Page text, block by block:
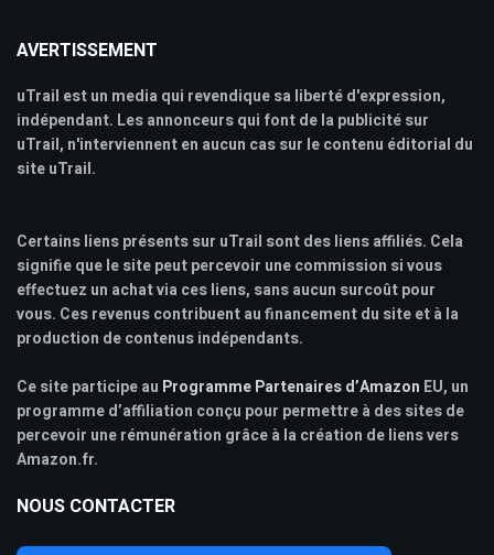
AVERTISSEMENT
uTrail est un media qui revendique sa liberté d'expression,
indépendant. Les annonceurs qui font de la publicité sur
uTrail, n'interviennent en aucun cas sur le contenu éditorial du
site uTrail.
Certains liens présents sur uTrail sont des liens affiliés. Cela
signifie que le site peut percevoir une commission si vous
effectuez un achat via ces liens, sans aucun surcoût pour
vous. Ces revenus contribuent au financement du site et à la
production de contenus indépendants.
Ce site participe au Programme Partenaires d’Amazon EU, un
programme d’affiliation conçu pour permettre à des sites de
percevoir une rémunération grâce à la création de liens vers
Amazon.fr.
NOUS CONTACTER